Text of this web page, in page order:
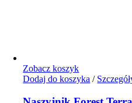
Zobacz koszyk
Dodaj do koszyka /